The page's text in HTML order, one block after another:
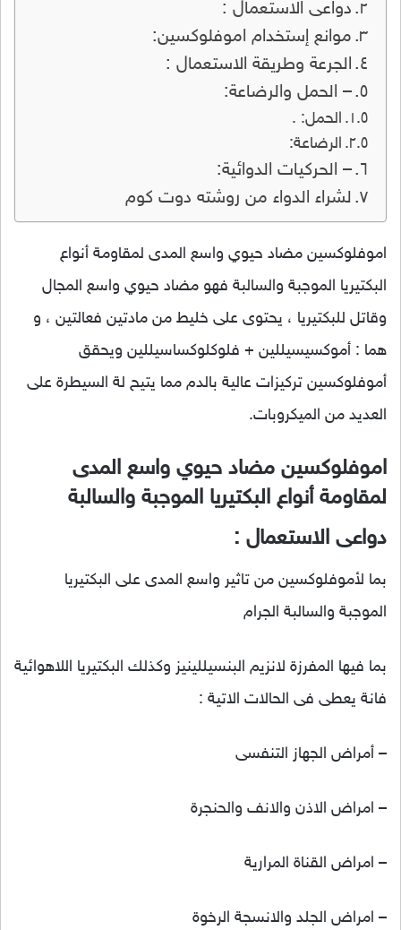
دواعى الاستعمال :
موانع إستخدام اموفلوكسين:
الجرعة وطريقة الاستعمال :
– الحمل والرضاعة:
الحمل: .
الرضاعة:
– الحركيات الدوائية:
لشراء الدواء من روشته دوت كوم
اموفلوكسين مضاد حيوي واسع المدى لمقاومة أنواع
البكتيريا الموجبة والسالبة فهو مضاد حيوي واسع المجال
وقاتل للبكتيريا ، يحتوى على خليط من مادتين فعالتين ، و
هما : أموكسيسيللين + فلوكلوكساسيللين ويحقق
أموفلوكسين تركيزات عالية بالدم مما يتيح لة السيطرة على
العديد من الميكروبات.
اموفلوكسين مضاد حيوي واسع المدى
لمقاومة أنواع البكتيريا الموجبة والسالبة
دواعى الاستعمال :
بما لأموفلوكسين من تاثير واسع المدى على البكتيريا
الموجبة والسالبة الجرام
بما فيها المفرزة لانزيم البنسيللينيز وكذلك البكتيريا اللاهوائية
فانة يعطى فى الحالات الاتية :
– أمراض الجهاز التنفسى
– امراض الاذن والانف والحنجرة
– امراض القناة المرارية
– امراض الجلد والانسجة الرخوة